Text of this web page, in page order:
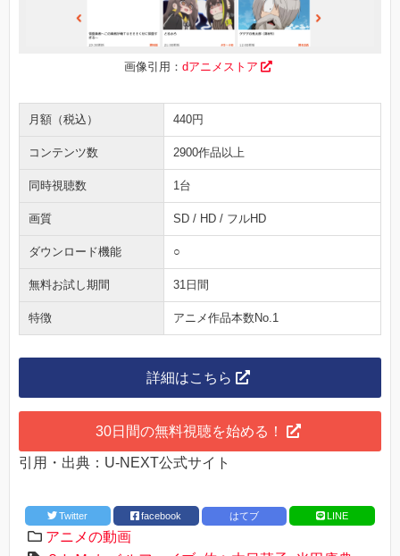
画像引用： dアニメストア
月額（税込） 440円
コンテンツ数 2900作品以上
同時視聴数 1台
画質 SD / HD / フルHD
ダウンロード機能 ○
無料お試し期間 31日間
特徴 アニメ作品本数No.1
詳細はこちら
30日間の無料視聴を始める！
引用・出典：U-NEXT公式サイト
Twitter facebook はてブ LINE
アニメの動画